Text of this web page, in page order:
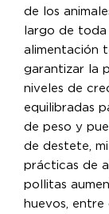
de los
largo de toda
alimentación
garantizar la
niveles de
equilibradas
de peso y
de destete,
prácticas de
pollitas
huevos,